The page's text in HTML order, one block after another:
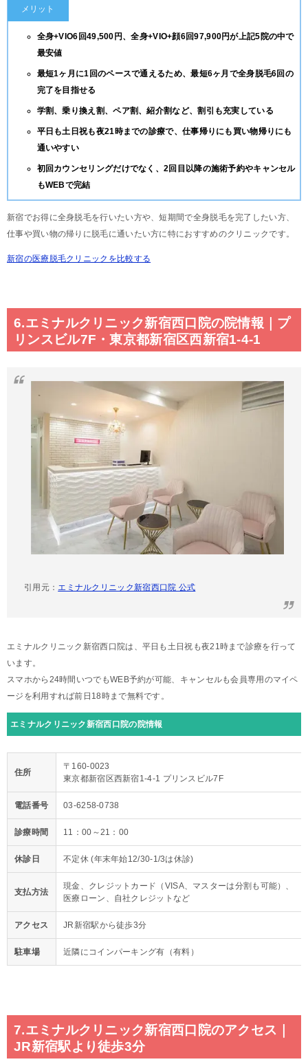
メリット
全身+VIO6回49,500円、全身+VIO+顔6回97,900円が上記5院の中で
最安値
最短1ヶ月に1回のペースで通えるため、最短6ヶ月で全身脱毛6回の
完了を目指せる
学割、乗り換え割、ペア割、紹介割など、割引も充実している
平日も土日祝も夜21時までの診療で、仕事帰りにも買い物帰りにも
通いやすい
初回カウンセリングだけでなく、2回目以降の施術予約やキャンセル
もWEBで完結
新宿でお得に全身脱毛を行いたい方や、短期間で全身脱毛を完了したい方、
仕事や買い物の帰りに脱毛に通いたい方に特におすすめのクリニックです。
新宿の医療脱毛クリニックを比較する
6.エミナルクリニック新宿西口院の院情報｜プ
リンスビル7F・東京都新宿区西新宿1-4-1
引用元：エミナルクリニック新宿西口院 公式
エミナルクリニック新宿西口院は、平日も土日祝も夜21時まで診療を行って
います。
スマホから24時間いつでもWEB予約が可能、キャンセルも会員専用のマイペ
ージを利用すれば前日18時まで無料です。
エミナルクリニック新宿西口院の院情報
住所
〒160-0023
東京都新宿区西新宿1-4-1 プリンスビル7F
電話番号 03-6258-0738
診療時間 11：00～21：00
休診日 不定休 (年末年始12/30-1/3は休診)
支払方法
現金、クレジットカード（VISA、マスターは分割も可能）、
医療ローン、自社クレジットなど
アクセス JR新宿駅から徒歩3分
駐車場 近隣にコインパーキング有（有料）
7.エミナルクリニック新宿西口院のアクセス｜
JR新宿駅より徒歩3分